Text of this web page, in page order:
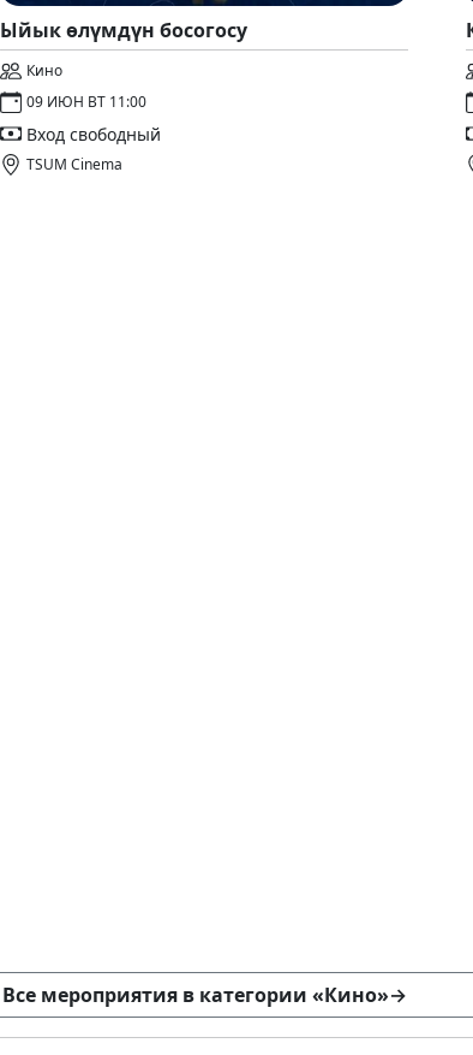
Ыйык өлүмдүн босогосу
Кино
09 ИЮН ВТ 11:00
Вход свободный
TSUM Cinema
Все мероприятия в категории «Кино»→